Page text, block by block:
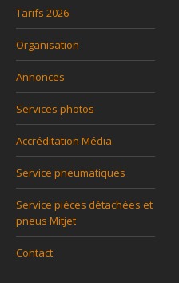
Tarifs 2026
Organisation
Annonces
Services photos
Accréditation Média
Service pneumatiques
Service pièces détachées et
pneus Mitjet
Contact